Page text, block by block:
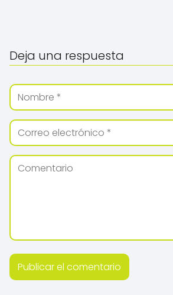
Deja una respuesta